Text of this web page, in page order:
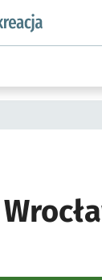
podserwis: